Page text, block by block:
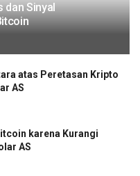
dan Sinyal
atas Peretasan Kripto
AS
karena Kurangi
AS